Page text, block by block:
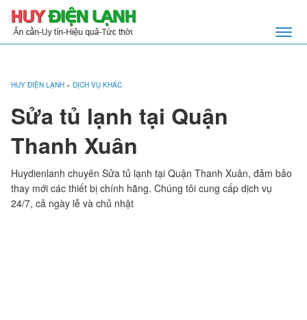
HUY ĐIỆN LẠNH » DỊCH VỤ KHÁC
Sửa tủ lạnh tại Quận
Thanh Xuân
Huydienlanh chuyên Sửa tủ lạnh tại Quận Thanh Xuân, đảm bảo
thay mới các thiết bị chính hãng. Chúng tôi cung cấp dịch vụ
24/7, cả ngày lễ và chủ nhật